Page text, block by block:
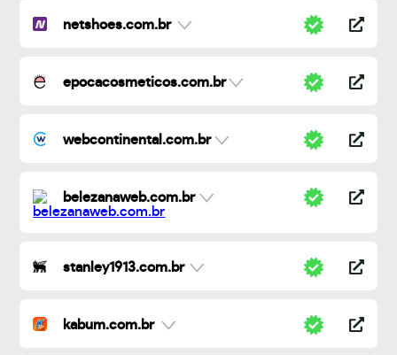
netshoes.com.br
epocacosmeticos.com.br
webcontinental.com.br
belezanaweb.com.br
stanley1913.com.br
kabum.com.br